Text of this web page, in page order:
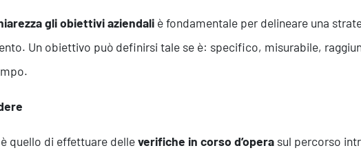
gli obiettivi aziendali è fondamentale per delineare una
Un obiettivo può definirsi tale se è: specifico, misurabile,
quello di effettuare delleverifiche in corso d’opera sul percorso